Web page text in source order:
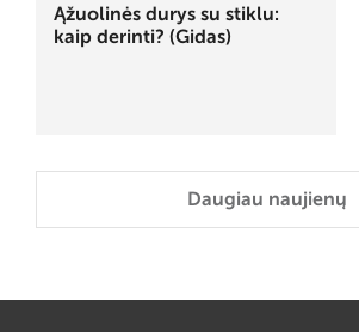
Ąžuolinės durys su stiklu:
kaip derinti? (Gidas)
Daugiau naujienų